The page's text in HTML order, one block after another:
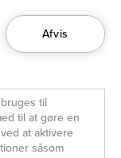
×
Afvis
til
til at gøre en
at aktivere
såsom